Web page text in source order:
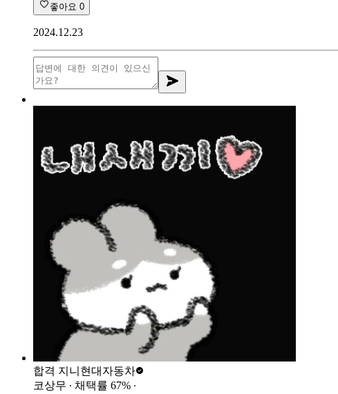
좋아요 0
2024.12.23
합격 지니 현대자동차
코상무 ∙ 채택률 67% ∙